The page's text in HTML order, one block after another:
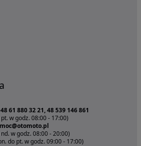
61 880 32 21, 48 539 146 861
w godz. 08:00 - 17:00)
w godz. 08:00 - 20:00)
do pt. w godz. 09:00 - 17:00)